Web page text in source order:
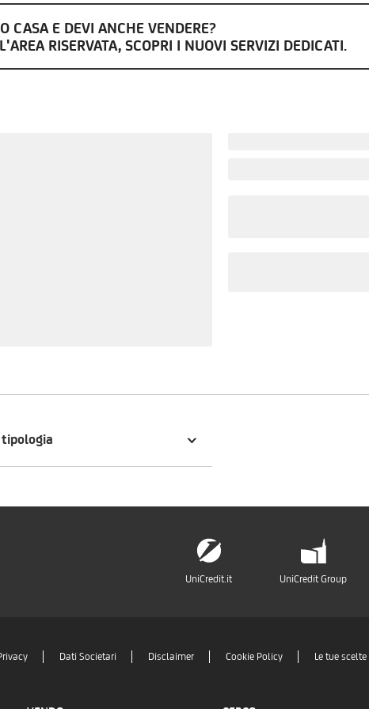
CASA E DEVI ANCHE VENDERE?
RISERVATA, SCOPRI I NUOVI SERVIZI DEDICATI.
tipologia
UniCredit.it UniCredit Group
Dati Societari Disclaimer Cookie Policy Le tue